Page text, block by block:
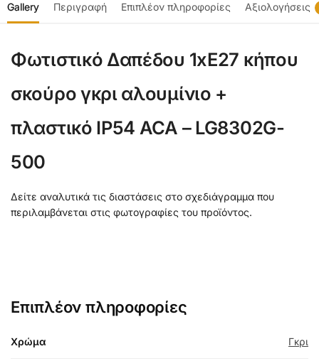
Gallery Περιγραφή Επιπλέον πληροφορίες Αξιολογήσεις
Φωτιστικό Δαπέδου 1xE27 κήπου
σκούρο γκρι αλουμίνιο +
πλαστικό IP54 ACA – LG8302G-
500
Δείτε αναλυτικά τις διαστάσεις στο σχεδιάγραμμα που
περιλαμβάνεται στις φωτογραφίες του προϊόντος.
Επιπλέον πληροφορίες
Χρώμα Γκρι